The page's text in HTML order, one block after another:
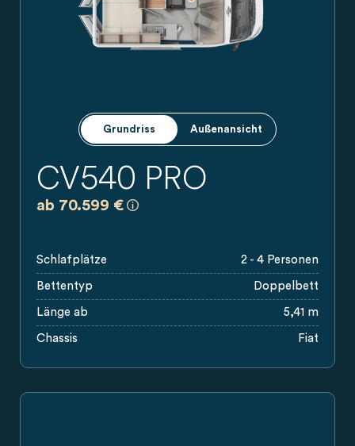
Grundriss Außenansicht
CV540 PRO
ab 70.599 €
Schlafplätze 2 - 4 Personen
Bettentyp Doppelbett
Länge ab 5,41 m
Chassis Fiat